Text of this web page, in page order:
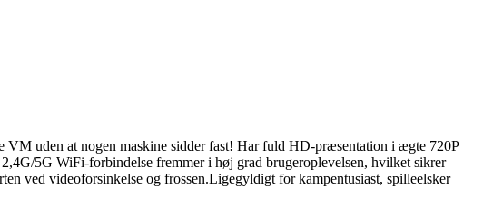
uden at nogen maskine sidder fast! Har fuld HD-præsentation i ægte 720P
5G WiFi-forbindelse fremmer i høj grad brugeroplevelsen, hvilket sikrer
ved videoforsinkelse og frossen.Ligegyldigt for kampentusiast, spilleelsker